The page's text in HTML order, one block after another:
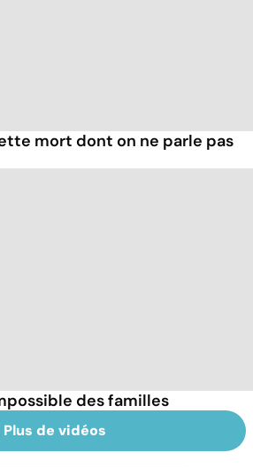
mort dont on ne parle pas
des familles
Plus de vidéos